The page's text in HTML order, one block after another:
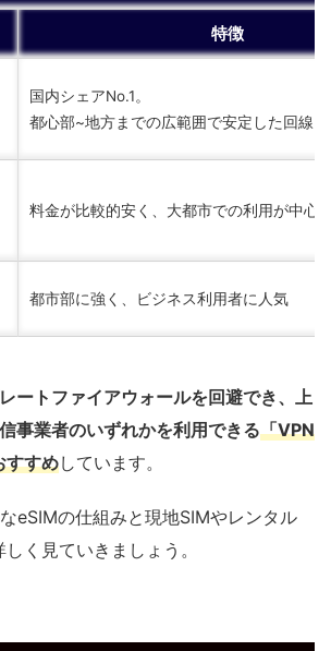
特徴
国内シェアNo.1。
都心部~地方までの広範囲で安定した回線
料金が比較的安く、大都市での利用が中心
都市部に強く、ビジネス利用者に人気
ートファイアウォールを回避でき、上
事業者のいずれかを利用できる「VPN
すすめしています。
eSIMの仕組みと現地SIMやレンタル
く見ていきましょう。